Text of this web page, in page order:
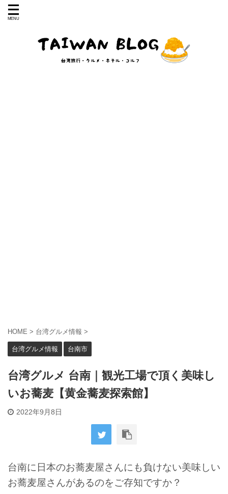
HOME > 台湾グルメ情報 >
台湾グルメ情報 台南市
台湾グルメ 台南｜観光工場で頂く美味し
いお蕎麦【黄金蕎麦探索館】
2022年9月8日
台南に日本のお蕎麦屋さんにも負けない美味しい
お蕎麦屋さんがあるのをご存知ですか？